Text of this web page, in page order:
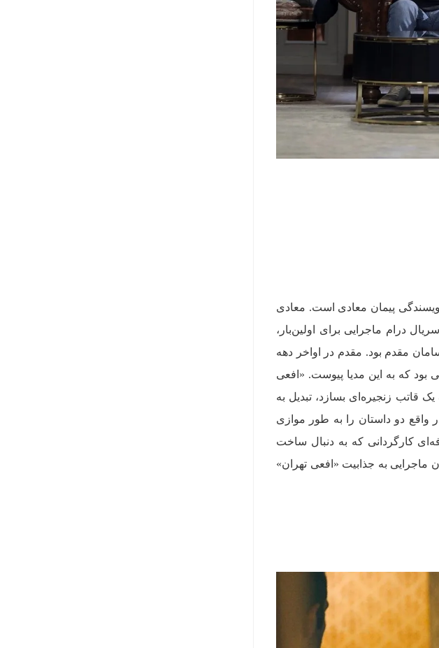
نمایش خانگی 1403 و سریالی به نویسندگی پیمان معادی است. معادی
درام ماجرایی برای اولین‌بار،
مقدم بود. مقدم در اواخر دهه
بود که به این مدیا پیوست. «افعی
یک قاتب زنجیره‌ای بسازد، تبدیل به
در سال 1403 شد. این سریال در واقع دو داستان را به طور موازی
کارگردانی که به دنبال ساخت
ماجرایی به جذابیت «افعی تهران»